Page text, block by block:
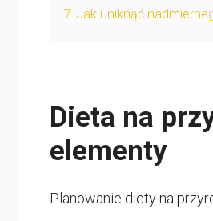
7 Jak uniknąć
Dieta na
elementy
Planowanie diety na